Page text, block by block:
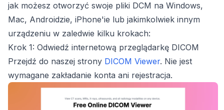
jak możesz otworzyć swoje pliki DCM na Windows,
Mac, Androidzie, iPhone'ie lub jakimkolwiek innym
urządzeniu w zaledwie kilku krokach:
Krok 1: Odwiedź internetową przeglądarkę DICOM
Przejdź do naszej strony DICOM Viewer. Nie jest
wymagane zakładanie konta ani rejestracja.